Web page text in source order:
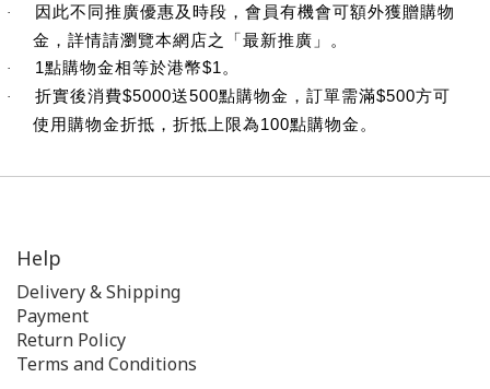
·
因此不同推廣優惠及時段，會員有機會可額外獲贈購物
金，詳情請瀏覽本網店之「最新推廣」。
· 1點購物金相等於港幣$1 。
· 折實後消費$5000送500點購物金，訂單需滿$500方可
使用購物金折抵，折抵上限為100點購物金。
Help
Delivery & Shipping
Payment
Return Policy
Terms and Conditions